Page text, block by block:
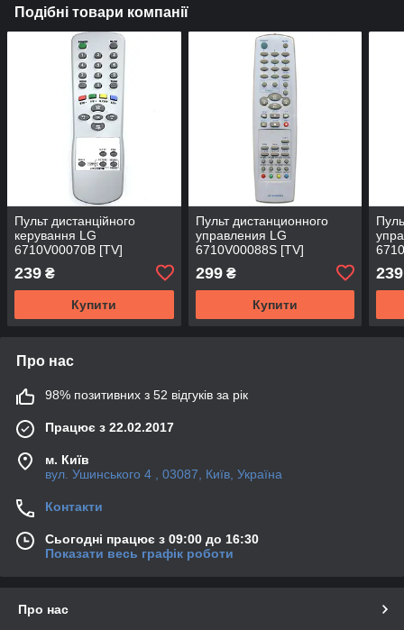
Подібні товари компанії
Пульт дистанційного
керування LG
6710V00070B [TV]
239 ₴
Купити
Пульт дистанционного
управления LG
6710V00088S [TV]
299₴
Купити
239
Про нас
98% позитивних з 52 відгуків за рік
Працює з 22.02.2017
м. Київ
вул. Ушинського 4 , 03087, Київ, Україна
Контакти
Сьогодні працює з 09:00 до 16:30
Показати весь графік роботи
Про нас